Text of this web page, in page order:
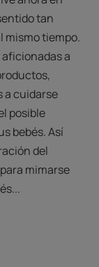
tan
mismo tiempo.
a
a cuidarse
posible
bebés. Así
del
mimarse